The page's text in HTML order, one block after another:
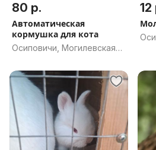
80 р.
Автоматическая
кормушка для кота
Осиповичи, Могилевская
12